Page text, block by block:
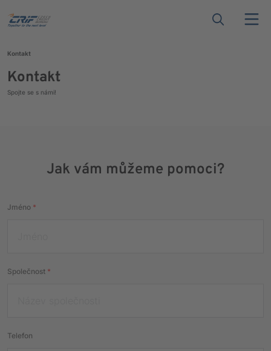
Kontakt
Kontakt
Spojte se s námi!
Jak vám můžeme pomoci?
Jméno *
Společnost *
Telefon